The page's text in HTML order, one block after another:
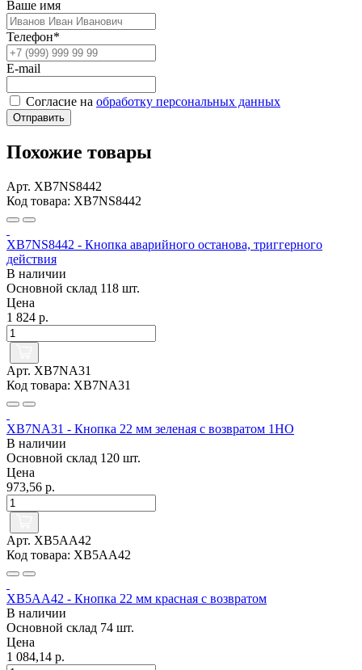
Ваше имя
Телефон*
E-mail
Согласие на обработку персональных данных
Отправить
Похожие товары
Арт. XB7NS8442
Код товара: XB7NS8442
XB7NS8442 - Кнопка аварийного останова, триггерного
действия
В наличии
Основной склад 118 шт.
Цена
1 824 р.
Арт. XB7NA31
Код товара: XB7NA31
XB7NA31 - Кнопка 22 мм зеленая с возвратом 1НО
В наличии
Основной склад 120 шт.
Цена
973,56 р.
Арт. XB5AA42
Код товара: XB5AA42
XB5AA42 - Кнопка 22 мм красная с возвратом
В наличии
Основной склад 74 шт.
Цена
1 084,14 р.